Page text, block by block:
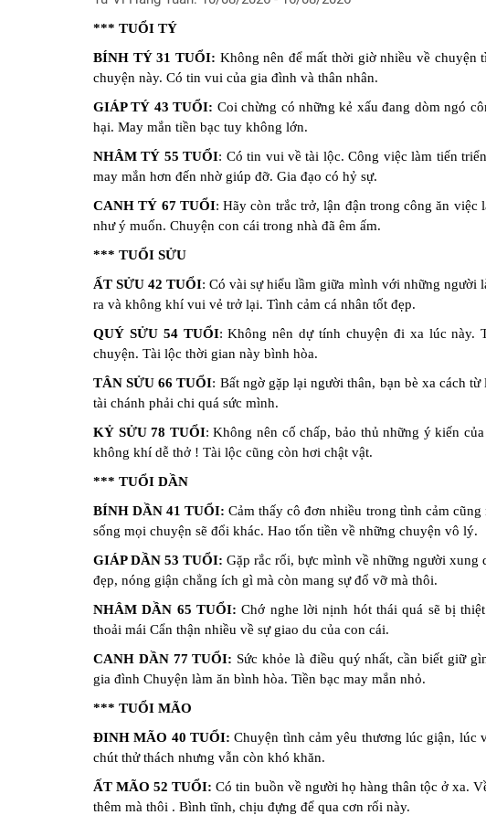
*** TUỔI TÝ
BÍNH TÝ 31 TUỔI: Không nên để mất thời giờ nhiều về chuyện
chuyện này. Có tin vui của gia đình và thân nhân.
GIÁP TÝ 43 TUỔI: Coi chừng có những kẻ xấu đang dòm ngó
hại. May mắn tiền bạc tuy không lớn.
NHÂM TÝ 55 TUỔI: Có tin vui về tài lộc. Công việc làm tiến
may mắn hơn đến nhờ giúp đỡ. Gia đạo có hỷ sự.
CANH TÝ 67 TUỔI: Hãy còn trắc trở, lận đận trong công ăn việc
như ý muốn. Chuyện con cái trong nhà đã êm ấm.
*** TUỔI SỬU
ẤT SỬU 42 TUỔI: Có vài sự hiểu lầm giữa mình với những người
ra và không khí vui vẻ trở lại. Tình cảm cá nhân tốt đẹp.
QUÝ SỬU 54 TUỔI: Không nên dự tính chuyện đi xa lúc này.
chuyện. Tài lộc thời gian này bình hòa.
TÂN SỬU 66 TUỔI: Bất ngờ gặp lại người thân, bạn bè xa cách
tài chánh phải chi quá sức mình.
KỶ SỬU 78 TUỔI: Không nên cố chấp, bảo thủ những ý kiến
không khí dễ thở ! Tài lộc cũng còn hơi chật vật.
*** TUỔI DẦN
BÍNH DẦN 41 TUỔI: Cảm thấy cô đơn nhiều trong tình cảm
sống mọi chuyện sẽ đổi khác. Hao tốn tiền về những chuyện vô lý.
GIÁP DẦN 53 TUỔI: Gặp rắc rối, bực mình về những người xung
đẹp, nóng giận chẳng ích gì mà còn mang sự đổ vỡ mà thôi.
NHÂM DẦN 65 TUỔI: Chớ nghe lời nịnh hót thái quá sẽ bị
thoải mái Cẩn thận nhiều về sự giao du của con cái.
CANH DẦN 77 TUỔI: Sức khỏe là điều quý nhất, cần biết giữ
gia đình Chuyện làm ăn bình hòa. Tiền bạc may mắn nhỏ.
*** TUỔI MÃO
ĐINH MÃO 40 TUỔI: Chuyện tình cảm yêu thương lúc giận, lúc
chút thử thách nhưng vẫn còn khó khăn.
ẤT MÃO 52 TUỔI: Có tin buồn về người họ hàng thân tộc ở xa.
thêm mà thôi . Bình tĩnh, chịu đựng để qua cơn rối này.